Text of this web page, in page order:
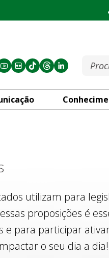
utilizam para
proposições é
e para participar
o seu dia a dia!